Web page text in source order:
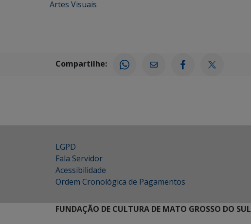
Artes Visuais
Compartilhe:
LGPD
Fala Servidor
Acessibilidade
Ordem Cronológica de Pagamentos
FUNDAÇÃO DE CULTURA DE MATO GROSSO DO SUL